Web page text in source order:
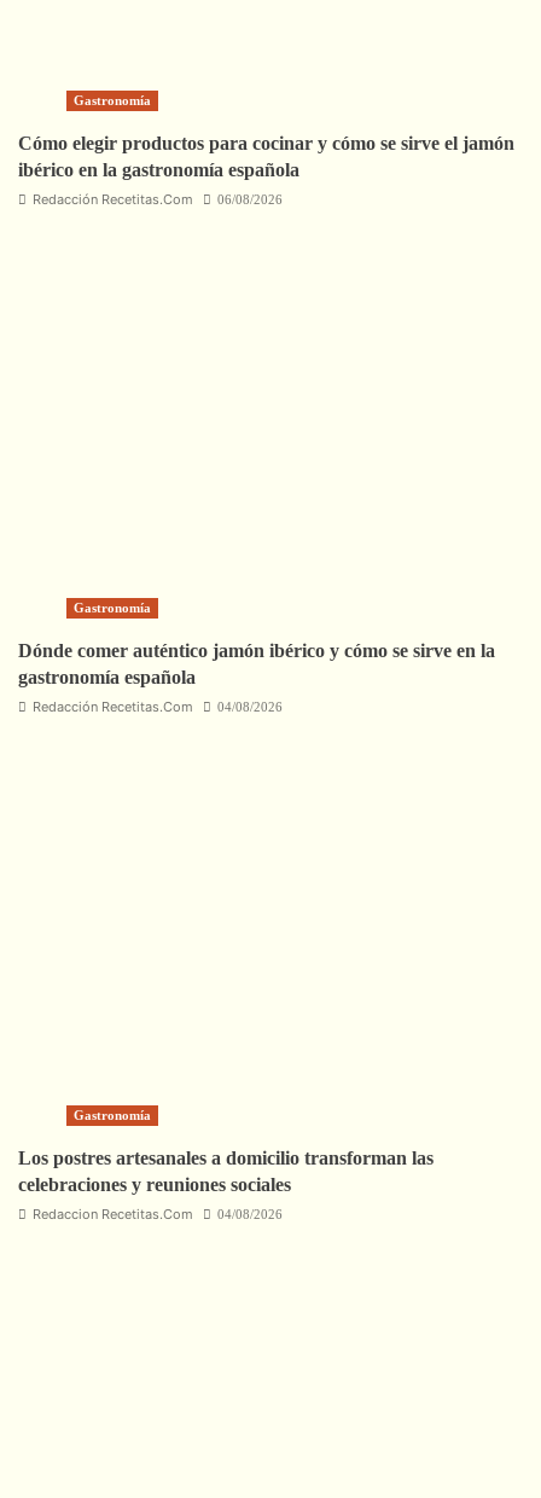
Gastronomía
Cómo elegir productos para cocinar y cómo se sirve el jamón
ibérico en la gastronomía española
Redacción Recetitas.Com 06/08/2026
Gastronomía
Dónde comer auténtico jamón ibérico y cómo se sirve en la
gastronomía española
Redacción Recetitas.Com 04/08/2026
Gastronomía
Los postres artesanales a domicilio transforman las
celebraciones y reuniones sociales
Redaccion Recetitas.Com 04/08/2026